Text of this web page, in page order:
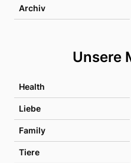
Archiv
Unsere
Health
Liebe
Family
Tiere